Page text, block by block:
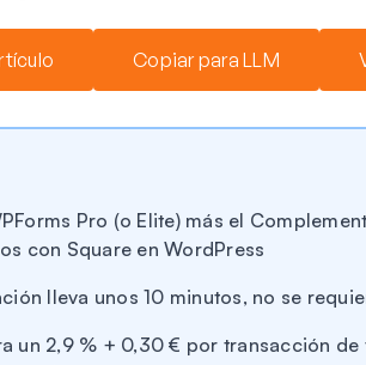
Copiar para LLM
Pro (o Elite) más el
con Square en WordPress
lleva unos 10 minutos, no se
un 2,9 % + 0,30 € por transacción de